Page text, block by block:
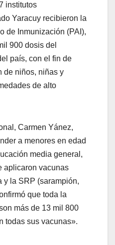
institutos
Yaracuy recibieron la
de Inmunización (PAI),
900 dosis del
país, con el fin de
de niños, niñas y
de alto
Carmen Yánez,
a menores en edad
media general,
aplicaron vacunas
y la SRP (sarampión,
que toda la
más de 13 mil 800
todas sus vacunas».